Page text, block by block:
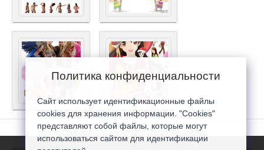
Политика конфиденциальности
Сайт использует идентификационные файлы
cookies для хранения информации. "Cookies"
представляют собой файлы, которые могут
использоваться сайтом для идентификации